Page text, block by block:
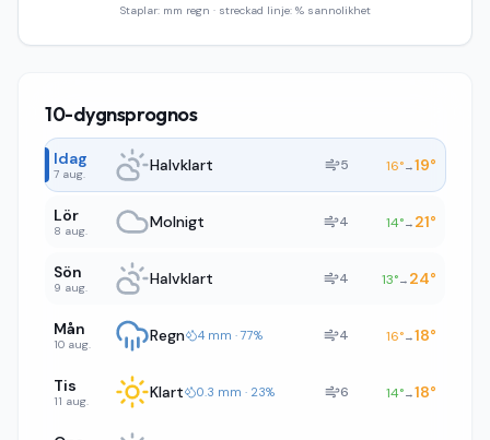
Staplar: mm regn · streckad linje: % sannolikhet
10-dygnsprognos
Idag
7 aug. Halvklart 5 16°→19°
Lör
8 aug. Molnigt 4 14°→ 21°
Sön
9 aug. Halvklart 4 13°→ 24°
Mån
10 aug. Regn 4 mm · 77% 4 16°→18°
Tis
11 aug. Klart 0.3 mm · 23% 6 14°→18°